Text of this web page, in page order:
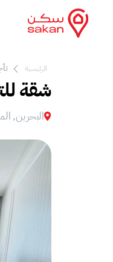
الرئيسية
شقة
البحرين,